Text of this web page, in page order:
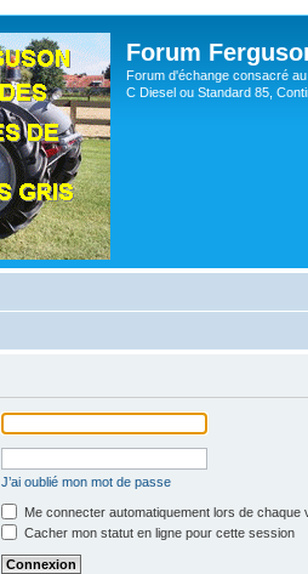
Forum
Forum d'échange consacré
C Diesel ou Standard 85,
J’ai oublié mon mot de passe
Me connecter automatiquement lors de chaque
Cacher mon statut en ligne pour cette session